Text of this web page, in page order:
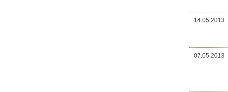
14.05.2013
07.05.2013